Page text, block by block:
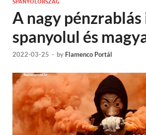
SPANYOLORSZÁG
A nagy
spanyolul és
2022-03-25 - by Flamenco Portál